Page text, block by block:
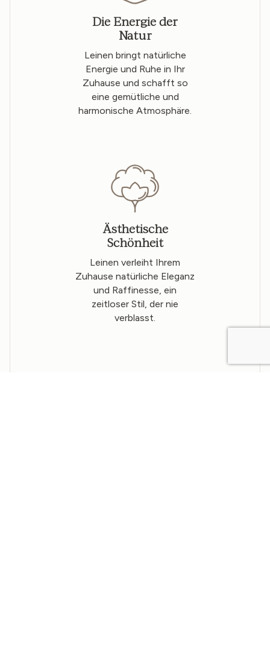
Die Energie der
Natur
Leinen bringt natürliche
Energie und Ruhe in Ihr
Zuhause und schafft so
eine gemütliche und
harmonische Atmosphäre.
Ästhetische
Schönheit
Leinen verleiht Ihrem
Zuhause natürliche Eleganz
und Raffinesse, ein
zeitloser Stil, der nie
verblasst.